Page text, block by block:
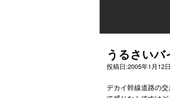
うるさいバ
投稿日:2005年1月12日
デカイ幹線道路の